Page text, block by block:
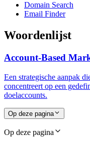
Domain Search
Email Finder
Woordenlijst
Account-Based
Een strategische aanpak
concentreert op een
doelaccounts.
Op deze pagina
Op deze pagina